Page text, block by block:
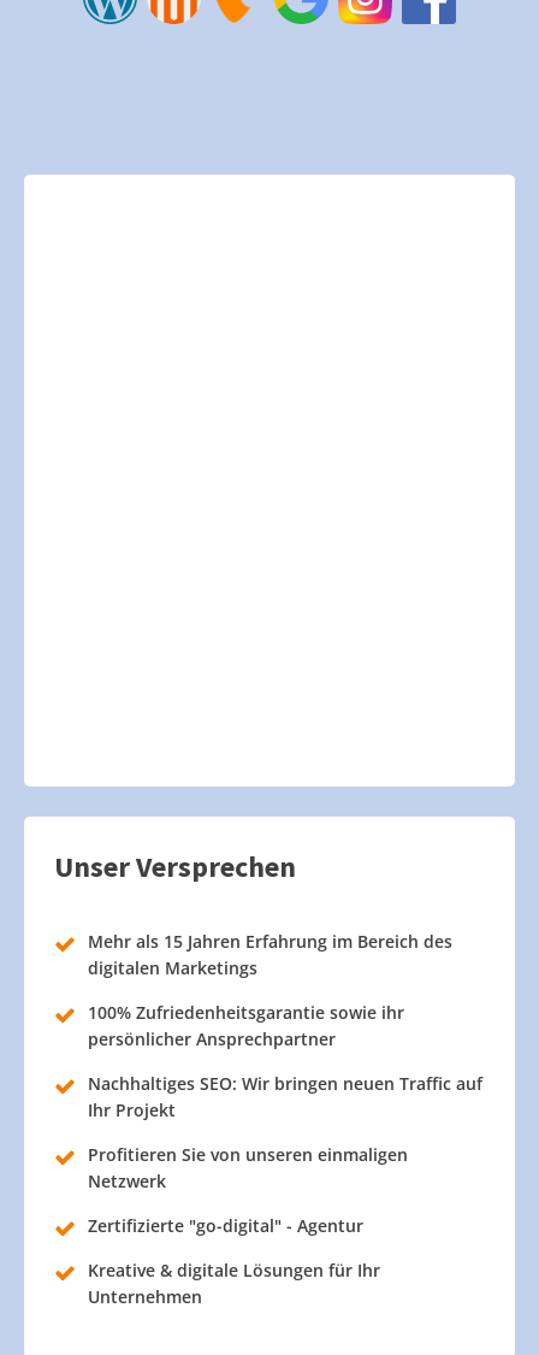
Unser Versprechen
Mehr als 15 Jahren Erfahrung im Bereich des
digitalen Marketings
100% Zufriedenheitsgarantie sowie ihr
persönlicher Ansprechpartner
Nachhaltiges SEO: Wir bringen neuen Traffic auf
Ihr Projekt
Profitieren Sie von unseren einmaligen
Netzwerk
Zertifizierte "go-digital" - Agentur
Kreative & digitale Lösungen für Ihr
Unternehmen